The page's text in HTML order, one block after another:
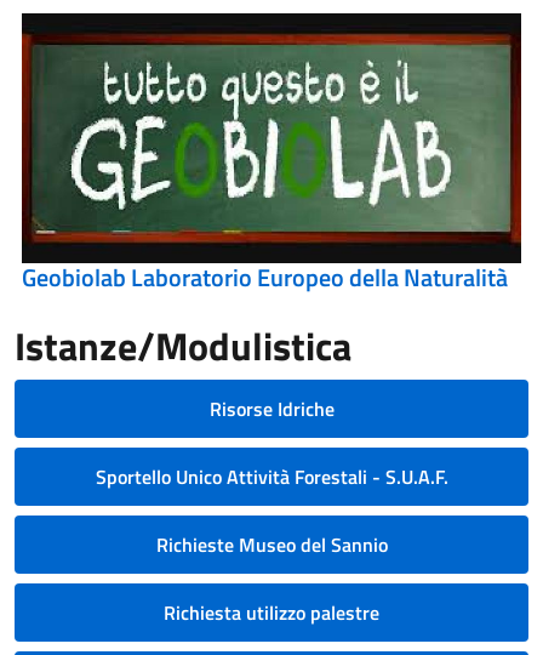
Geobiolab Laboratorio Europeo della Naturalità
Istanze/Modulistica
Risorse Idriche
Sportello Unico Attività Forestali - S.U.A.F.
Richieste Museo del Sannio
Richiesta utilizzo palestre